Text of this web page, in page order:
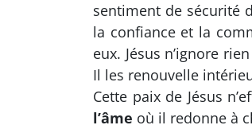
sentiment de sécurité
la confiance et la
eux. Jésus n’ignore
Il les renouvelle
Cette paix de Jésus
l’âme où il redonne à